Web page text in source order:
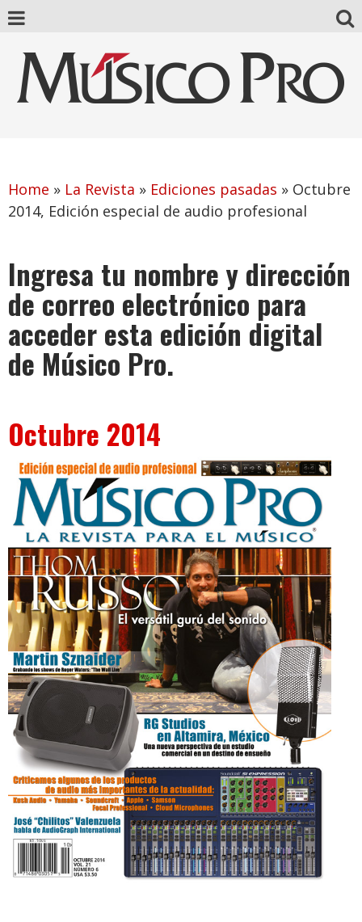
Home » La Revista » Ediciones pasadas » Octubre
2014, Edición especial de audio profesional
Ingresa tu nombre y dirección
de correo electrónico para
acceder esta edición digital
de Músico Pro.
Octubre 2014